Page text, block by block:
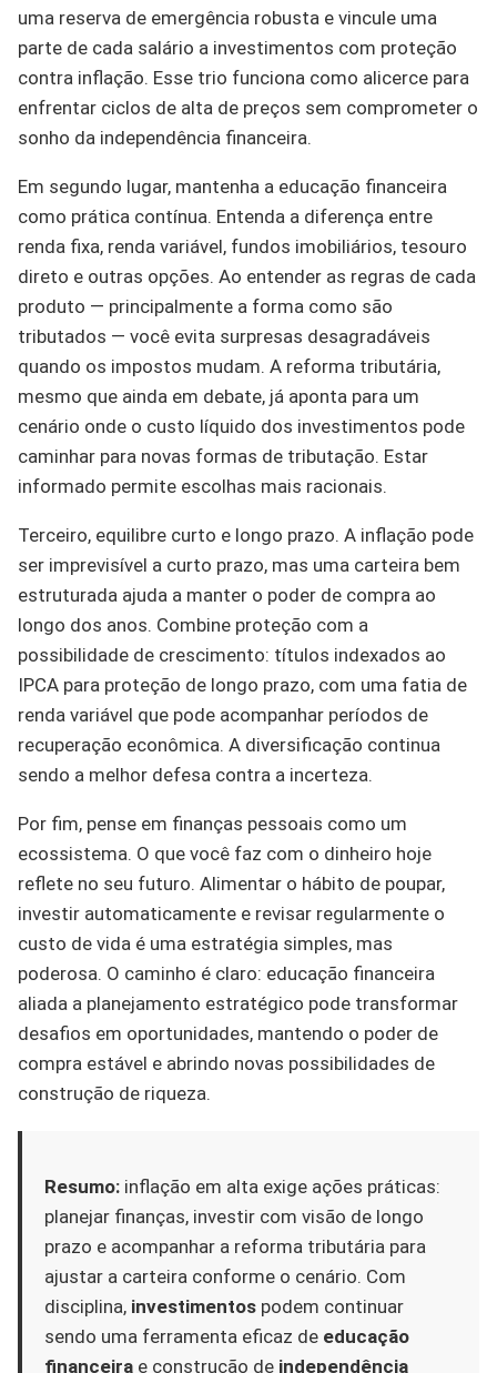
uma reserva de emergência robusta e vincule uma
parte de cada salário a investimentos com proteção
contra inflação. Esse trio funciona como alicerce para
enfrentar ciclos de alta de preços sem comprometer o
sonho da independência financeira.
Em segundo lugar, mantenha a educação financeira
como prática contínua. Entenda a diferença entre
renda fixa, renda variável, fundos imobiliários, tesouro
direto e outras opções. Ao entender as regras de cada
produto — principalmente a forma como são
tributados — você evita surpresas desagradáveis
quando os impostos mudam. A reforma tributária,
mesmo que ainda em debate, já aponta para um
cenário onde o custo líquido dos investimentos pode
caminhar para novas formas de tributação. Estar
informado permite escolhas mais racionais.
Terceiro, equilibre curto e longo prazo. A inflação pode
ser imprevisível a curto prazo, mas uma carteira bem
estruturada ajuda a manter o poder de compra ao
longo dos anos. Combine proteção com a
possibilidade de crescimento: títulos indexados ao
IPCA para proteção de longo prazo, com uma fatia de
renda variável que pode acompanhar períodos de
recuperação econômica. A diversificação continua
sendo a melhor defesa contra a incerteza.
Por fim, pense em finanças pessoais como um
ecossistema. O que você faz com o dinheiro hoje
reflete no seu futuro. Alimentar o hábito de poupar,
investir automaticamente e revisar regularmente o
custo de vida é uma estratégia simples, mas
poderosa. O caminho é claro: educação financeira
aliada a planejamento estratégico pode transformar
desafios em oportunidades, mantendo o poder de
compra estável e abrindo novas possibilidades de
construção de riqueza.
Resumo: inflação em alta exige ações práticas:
planejar finanças, investir com visão de longo
prazo e acompanhar a reforma tributária para
ajustar a carteira conforme o cenário. Com
disciplina, investimentos podem continuar
sendo uma ferramenta eficaz de educação
financeira e construção de independência